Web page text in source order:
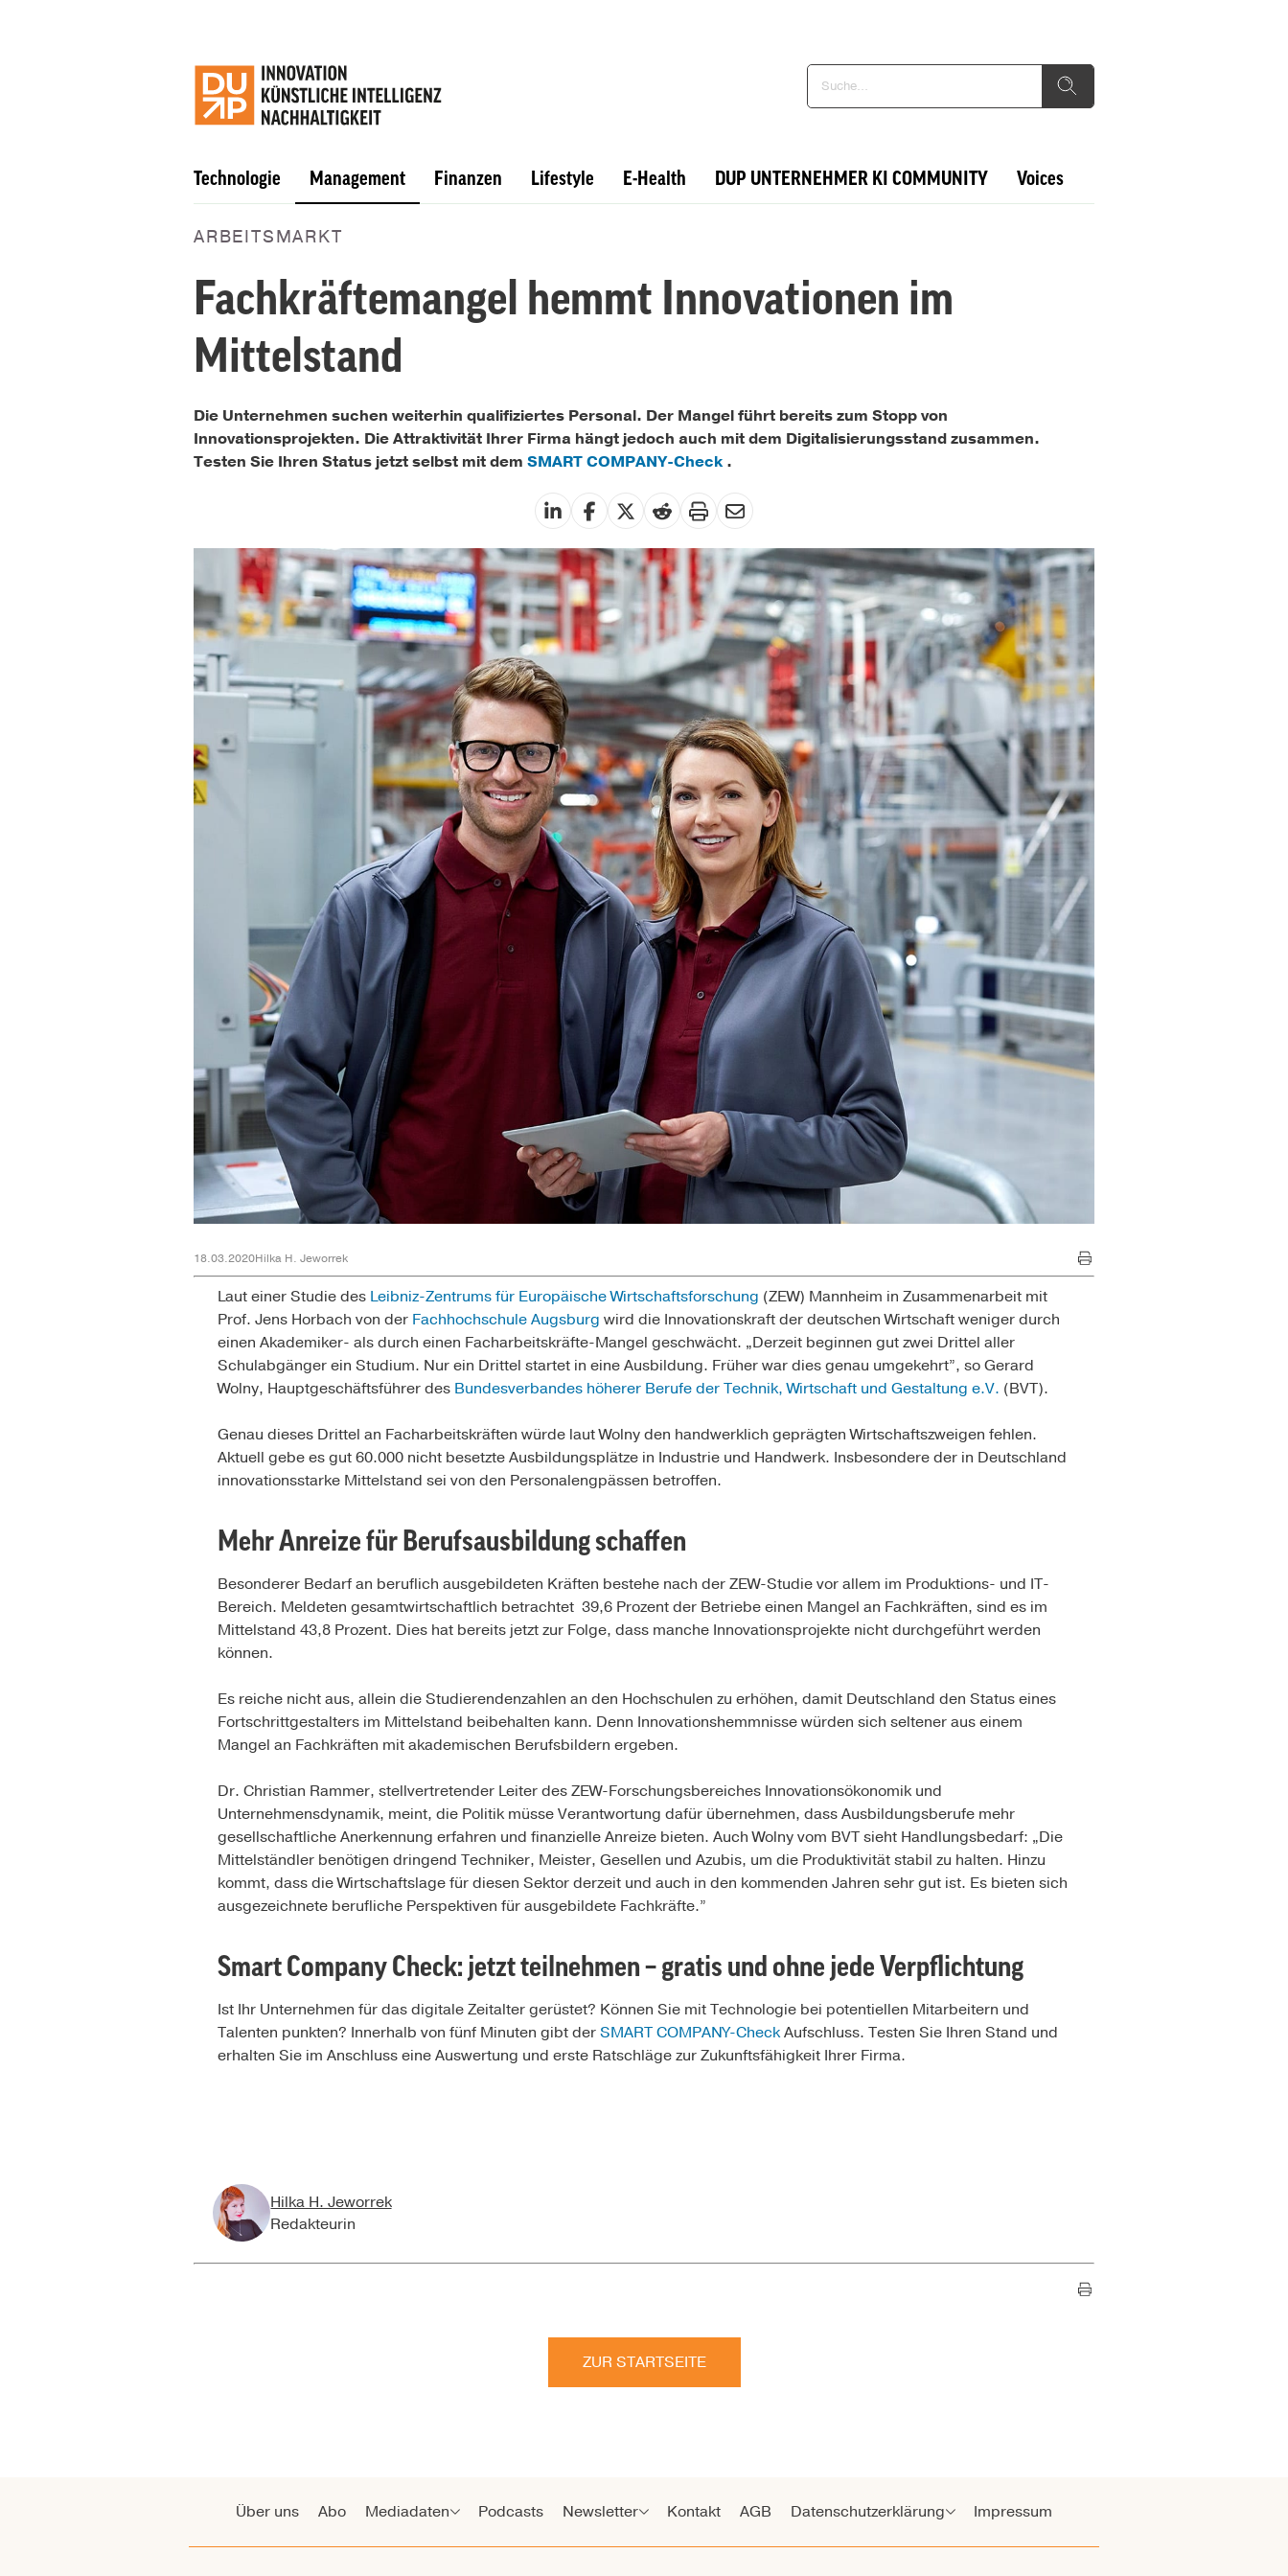
Technologie Management Finanzen Lifestyle E-Health DUP UNTERNEHMER KI COMMUNITY Voices
ARBEITSMARKT
Fachkräftemangel hemmt Innovationen im
Mittelstand
Die Unternehmen suchen weiterhin qualifiziertes Personal. Der Mangel führt bereits zum Stopp von
Innovationsprojekten. Die Attraktivität Ihrer Firma hängt jedoch auch mit dem Digitalisierungsstand zusammen.
Testen Sie Ihren Status jetzt selbst mit dem SMART COMPANY-Check.
18.03.2020Hilka H. Jeworrek
Laut einer Studie des Leibniz-Zentrums für Europäische Wirtschaftsforschung (ZEW) Mannheim in Zusammenarbeit mit
Prof. Jens Horbach von der Fachhochschule Augsburg wird die Innovationskraft der deutschen Wirtschaft weniger durch
einen Akademiker- als durch einen Facharbeitskräfte-Mangel geschwächt. „Derzeit beginnen gut zwei Drittel aller
Schulabgänger ein Studium. Nur ein Drittel startet in eine Ausbildung. Früher war dies genau umgekehrt”, so Gerard
Wolny, Hauptgeschäftsführer des Bundesverbandes höherer Berufe der Technik, Wirtschaft und Gestaltung e.V. (BVT).
Genau dieses Drittel an Facharbeitskräften würde laut Wolny den handwerklich geprägten Wirtschaftszweigen fehlen.
Aktuell gebe es gut 60.000 nicht besetzte Ausbildungsplätze in Industrie und Handwerk. Insbesondere der in Deutschland
innovationsstarke Mittelstand sei von den Personalengpässen betroffen.
Mehr Anreize für Berufsausbildung schaffen
Besonderer Bedarf an beruflich ausgebildeten Kräften bestehe nach der ZEW-Studie vor allem im Produktions- und IT-
Bereich. Meldeten gesamtwirtschaftlich betrachtet 39,6 Prozent der Betriebe einen Mangel an Fachkräften, sind es im
Mittelstand 43,8 Prozent. Dies hat bereits jetzt zur Folge, dass manche Innovationsprojekte nicht durchgeführt werden
können.
Es reiche nicht aus, allein die Studierendenzahlen an den Hochschulen zu erhöhen, damit Deutschland den Status eines
Fortschrittgestalters im Mittelstand beibehalten kann. Denn Innovationshemmnisse würden sich seltener aus einem
Mangel an Fachkräften mit akademischen Berufsbildern ergeben.
Dr. Christian Rammer, stellvertretender Leiter des ZEW-Forschungsbereiches Innovationsökonomik und
Unternehmensdynamik, meint, die Politik müsse Verantwortung dafür übernehmen, dass Ausbildungsberufe mehr
gesellschaftliche Anerkennung erfahren und finanzielle Anreize bieten. Auch Wolny vom BVT sieht Handlungsbedarf: „Die
Mittelständler benötigen dringend Techniker, Meister, Gesellen und Azubis, um die Produktivität stabil zu halten. Hinzu
kommt, dass die Wirtschaftslage für diesen Sektor derzeit und auch in den kommenden Jahren sehr gut ist. Es bieten sich
ausgezeichnete berufliche Perspektiven für ausgebildete Fachkräfte.”
Smart Company Check: jetzt teilnehmen – gratis und ohne jede Verpflichtung
Ist Ihr Unternehmen für das digitale Zeitalter gerüstet? Können Sie mit Technologie bei potentiellen Mitarbeitern und
Talenten punkten? Innerhalb von fünf Minuten gibt derSMART COMPANY-CheckAufschluss. Testen Sie Ihren Stand und
erhalten Sie im Anschluss eine Auswertung und erste Ratschläge zur Zukunftsfähigkeit Ihrer Firma.
Hilka H. Jeworrek
Redakteurin
ZUR STARTSEITE
Über uns Abo Mediadaten Podcasts Newsletter Kontakt AGB Datenschutzerklärung Impressum